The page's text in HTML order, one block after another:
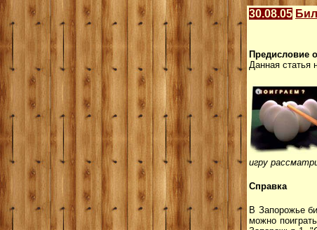
30.08.05
Предисловие
Данная статья
игру
Справка
В Запорожье
можно